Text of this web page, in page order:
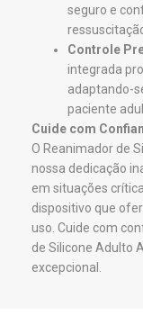
seguro e
Controle
integrada
adaptando-
paciente
Cuide com
O Reanimador de
nossa dedicação
em situações
dispositivo que
uso. Cuide com
de Silicone Adulto
excepcional.